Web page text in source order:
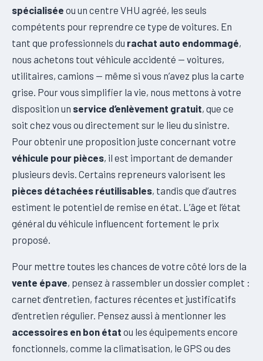
spécialisée ou un centre VHU agréé, les seuls
compétents pour reprendre ce type de voitures. En
tant que professionnels du rachat auto endommagé,
nous achetons tout véhicule accidenté — voitures,
utilitaires, camions — même si vous n’avez plus la carte
grise. Pour vous simplifier la vie, nous mettons à votre
disposition un service d’enlèvement gratuit, que ce
soit chez vous ou directement sur le lieu du sinistre.
Pour obtenir une proposition juste concernant votre
véhicule pour pièces, il est important de demander
plusieurs devis. Certains repreneurs valorisent les
pièces détachées réutilisables, tandis que d’autres
estiment le potentiel de remise en état. L’âge et l’état
général du véhicule influencent fortement le prix
proposé.
Pour mettre toutes les chances de votre côté lors de la
vente épave, pensez à rassembler un dossier complet :
carnet d’entretien, factures récentes et justificatifs
d’entretien régulier. Pensez aussi à mentionner les
accessoires en bon état ou les équipements encore
fonctionnels, comme la climatisation, le GPS ou des